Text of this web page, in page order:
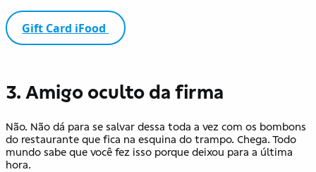
Gift Card iFood
3. Amigo oculto da firma
Não. Não dá para se salvar dessa toda a vez com os bombons
do restaurante que fica na esquina do trampo. Chega. Todo
mundo sabe que você fez isso porque deixou para a última
hora.